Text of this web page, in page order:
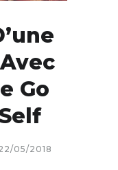
Go
05/2018